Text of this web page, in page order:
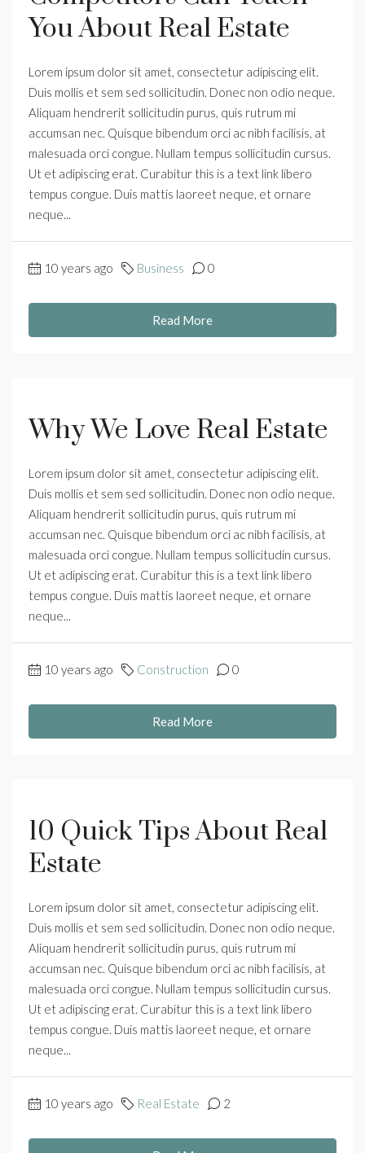
You About Real Estate
Lorem ipsum dolor sit amet, consectetur adipiscing elit.
Duis mollis et sem sed sollicitudin. Donec non odio neque.
Aliquam hendrerit sollicitudin purus, quis rutrum mi
accumsan nec. Quisque bibendum orci ac nibh facilisis, at
malesuada orci congue. Nullam tempus sollicitudin cursus.
Ut et adipiscing erat. Curabitur this is a text link libero
tempus congue. Duis mattis laoreet neque, et ornare
neque...
10 years ago Business 0
Read More
Why We Love Real Estate
Lorem ipsum dolor sit amet, consectetur adipiscing elit.
Duis mollis et sem sed sollicitudin. Donec non odio neque.
Aliquam hendrerit sollicitudin purus, quis rutrum mi
accumsan nec. Quisque bibendum orci ac nibh facilisis, at
malesuada orci congue. Nullam tempus sollicitudin cursus.
Ut et adipiscing erat. Curabitur this is a text link libero
tempus congue. Duis mattis laoreet neque, et ornare
neque...
10 years ago Construction 0
Read More
10 Quick Tips About Real
Estate
Lorem ipsum dolor sit amet, consectetur adipiscing elit.
Duis mollis et sem sed sollicitudin. Donec non odio neque.
Aliquam hendrerit sollicitudin purus, quis rutrum mi
accumsan nec. Quisque bibendum orci ac nibh facilisis, at
malesuada orci congue. Nullam tempus sollicitudin cursus.
Ut et adipiscing erat. Curabitur this is a text link libero
tempus congue. Duis mattis laoreet neque, et ornare
neque...
10 years ago Real Estate 2